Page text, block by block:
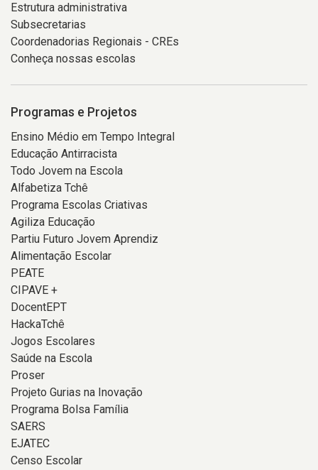
Estrutura administrativa
Subsecretarias
Coordenadorias Regionais - CREs
Conheça nossas escolas
Programas e Projetos
Ensino Médio em Tempo Integral
Educação Antirracista
Todo Jovem na Escola
Alfabetiza Tchê
Programa Escolas Criativas
Agiliza Educação
Partiu Futuro Jovem Aprendiz
Alimentação Escolar
PEATE
CIPAVE +
DocentEPT
HackaTchê
Jogos Escolares
Saúde na Escola
Proser
Projeto Gurias na Inovação
Programa Bolsa Família
SAERS
EJATEC
Censo Escolar